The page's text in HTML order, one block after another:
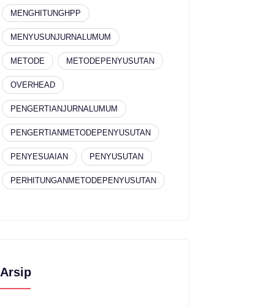
MENGHITUNGHPP
MENYUSUNJURNALUMUM
METODE METODEPENYUSUTAN
OVERHEAD
PENGERTIANJURNALUMUM
PENGERTIANMETODEPENYUSUTAN
PENYESUAIAN PENYUSUTAN
PERHITUNGANMETODEPENYUSUTAN
Arsip